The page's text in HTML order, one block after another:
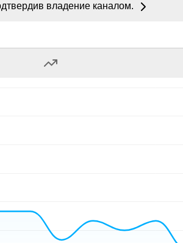
владение каналом.